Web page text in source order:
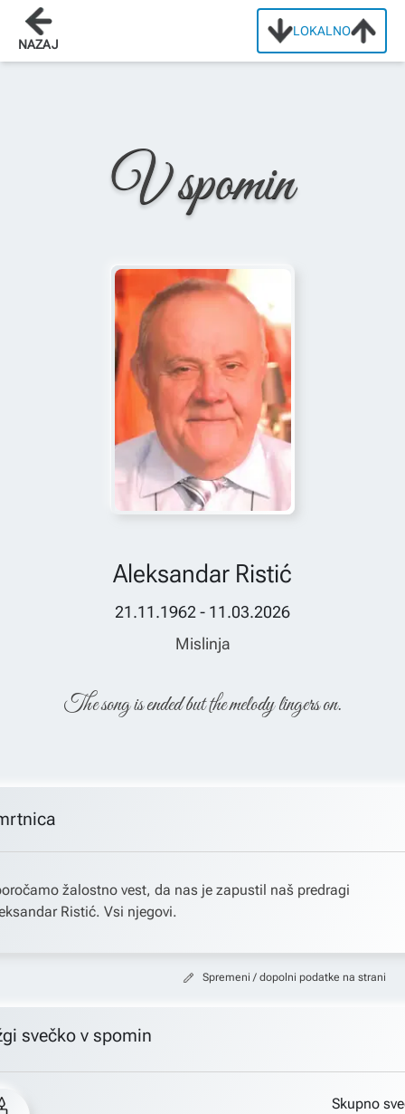
LOKALNO
NAZAJ
Domov
V spomin
Aleksandar Ristić
21.11.1962 - 11.03.2026
Mislinja
The song is ended but the melody lingers on.
žalostno vest, da nas je zapustil naš predragi
Ristić. Vsi njegovi.
Spremeni / dopolni podatke na strani
svečko v spomin
Skupno